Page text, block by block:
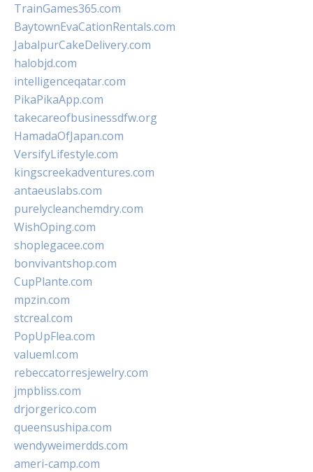
TrainGames365.com
BaytownEvaCationRentals.com
JabalpurCakeDelivery.com
halobjd.com
intelligenceqatar.com
PikaPikaApp.com
takecareofbusinessdfw.org
HamadaOfJapan.com
VersifyLifestyle.com
kingscreekadventures.com
antaeuslabs.com
purelycleanchemdry.com
WishOping.com
shoplegacee.com
bonvivantshop.com
CupPlante.com
mpzin.com
stcreal.com
PopUpFlea.com
valueml.com
rebeccatorresjewelry.com
jmpbliss.com
drjorgerico.com
queensushipa.com
wendyweimerdds.com
ameri-camp.com